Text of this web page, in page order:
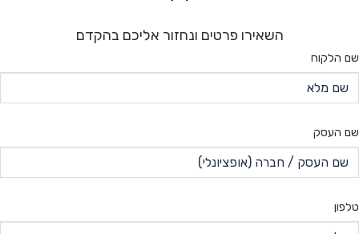
השאירו פרטים ונחזור אליכם בהקדם
שם הלקוח
שם העסק
טלפון